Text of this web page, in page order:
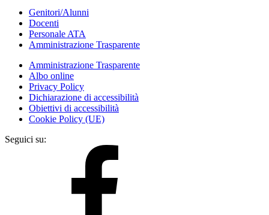
Genitori/Alunni
Docenti
Personale ATA
Amministrazione Trasparente
Amministrazione Trasparente
Albo online
Privacy Policy
Dichiarazione di accessibilità
Obiettivi di accessibilità
Cookie Policy (UE)
Seguici su: